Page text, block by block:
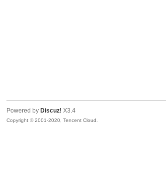
Powered by Discuz! X3.4
Copyright © 2001-2020, Tencent Cloud.